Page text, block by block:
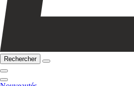
Rechercher